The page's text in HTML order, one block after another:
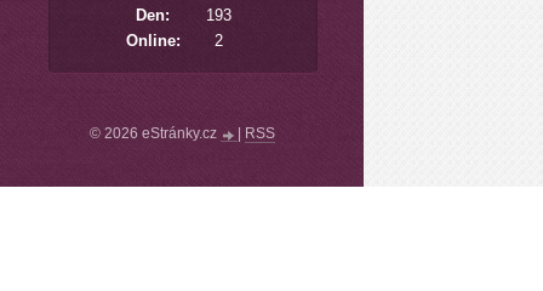
Online: 2
Den:
193
© 2026 eStránky.cz RSS